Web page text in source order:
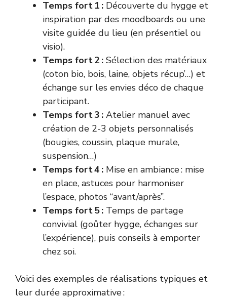
Temps fort 1 : Découverte du hygge et
inspiration par des moodboards ou une
visite guidée du lieu (en présentiel ou
visio).
Temps fort 2 : Sélection des matériaux
(coton bio, bois, laine, objets récup’…) et
échange sur les envies déco de chaque
participant.
Temps fort 3 : Atelier manuel avec
création de 2-3 objets personnalisés
(bougies, coussin, plaque murale,
suspension…)
Temps fort 4 : Mise en ambiance : mise
en place, astuces pour harmoniser
l’espace, photos “avant/après”.
Temps fort 5 : Temps de partage
convivial (goûter hygge, échanges sur
l’expérience), puis conseils à emporter
chez soi.
Voici des exemples de réalisations typiques et
leur durée approximative :